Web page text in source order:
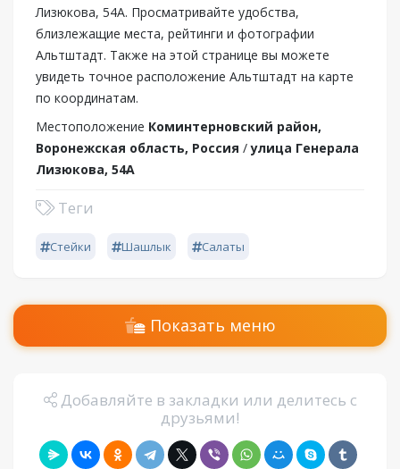
Лизюкова, 54А. Просматривайте удобства,
близлежащие места, рейтинги и фотографии
Альтштадт. Также на этой странице вы можете
увидеть точное расположение Альтштадт на карте
по координатам.
Местоположение Коминтерновский район,
Воронежская область, Россия /улица Генерала
Лизюкова, 54А
Теги
Стейки Шашлык Салаты
Показать меню
Добавляйте в закладки или делитесь с
друзьями!